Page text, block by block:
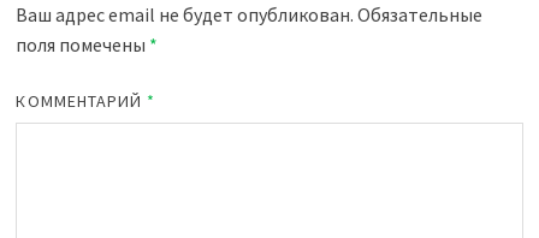
Ваш адрес email не будет опубликован. Обязательные
поля помечены *
КОММЕНТАРИЙ *